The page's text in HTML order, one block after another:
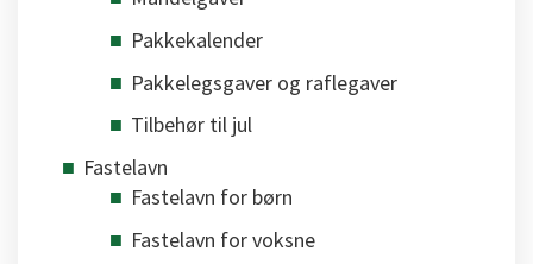
Pakkekalender
Pakkelegsgaver og raflegaver
Tilbehør til jul
Fastelavn
Fastelavn for børn
Fastelavn for voksne